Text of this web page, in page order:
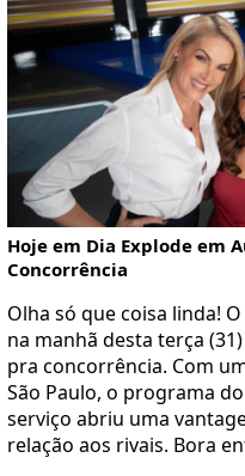
Hoje em Dia Explode em
Concorrência
Olha só que coisa linda!
na manhã desta terça
pra concorrência. Com
São Paulo, o programa
serviço abriu uma
relação aos rivais. Bora